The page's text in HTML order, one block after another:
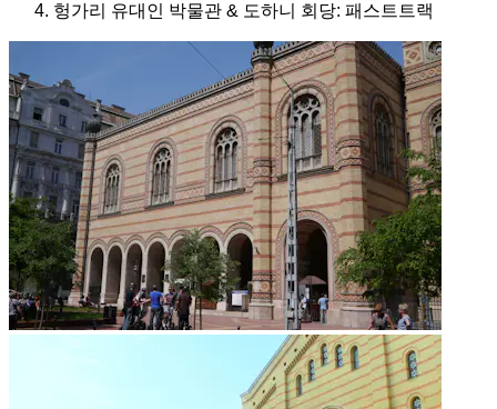
헝가리 유대인 박물관 & 도하니 회당: 패스트트랙